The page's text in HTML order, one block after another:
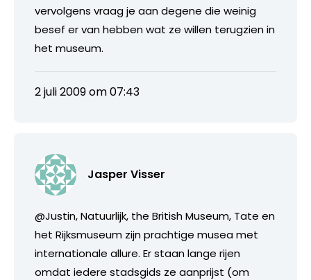
vervolgens vraag je aan degene die weinig
besef er van hebben wat ze willen terugzien in
het museum.
2 juli 2009 om 07:43
Jasper Visser
@Justin, Natuurlijk, the British Museum, Tate en
het Rijksmuseum zijn prachtige musea met
internationale allure. Er staan lange rijen
omdat iedere stadsgids ze aanprijst (om